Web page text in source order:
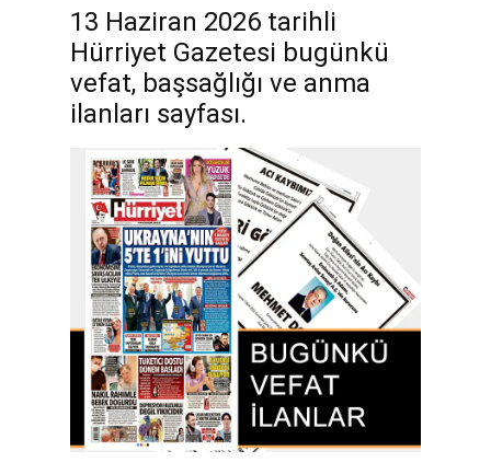
13 Haziran 2026 tarihli
Hürriyet Gazetesi bugünkü
vefat, başsağlığı ve anma
ilanları sayfası.